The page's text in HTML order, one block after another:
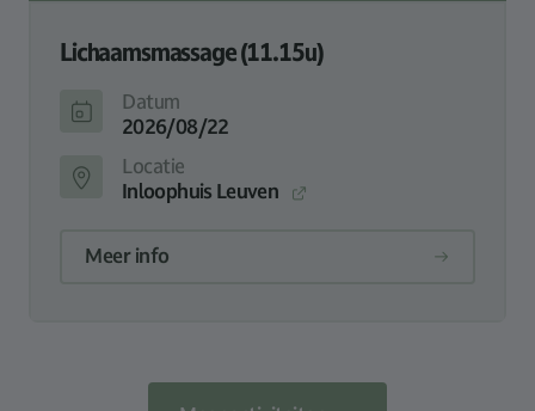
Lichaamsmassage (11.15u)
Datum
2026/08/22
Locatie
Inloophuis Leuven
Meer info